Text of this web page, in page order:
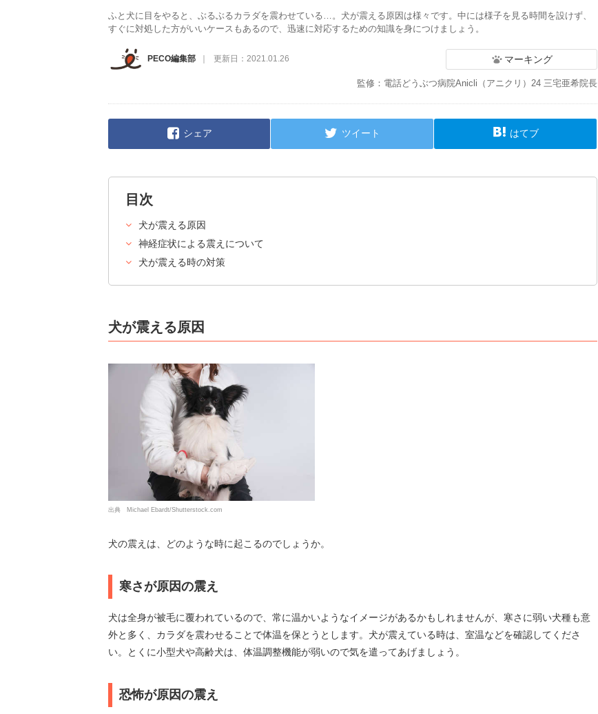
ふと犬に目をやると、ぶるぶるカラダを震わせている…。犬が震える原因は様々です。中には様子を見る時間を設けず、
すぐに対処した方がいいケースもあるので、迅速に対応するための知識を身につけましょう。
PECO編集部 更新日： 2021.01.26 マーキング
監修：電話どうぶつ病院Anicli（アニクリ）24 三宅亜希院長
シェア ツイート はてブ
目次
犬が震える原因
神経症状による震えについて
犬が震える時の対策
犬が震える原因
出典 Michael Ebardt/Shutterstock.com
犬の震えは、どのような時に起こるのでしょうか。
寒さが原因の震え
犬は全身が被毛に覆われているので、常に温かいようなイメージがあるかもしれませんが、寒さに弱い犬種も意
外と多く、カラダを震わせることで体温を保とうとします。犬が震えている時は、室温などを確認してくださ
い。とくに小型犬や高齢犬は、体温調整機能が弱いので気を遣ってあげましょう。
恐怖が原因の震え